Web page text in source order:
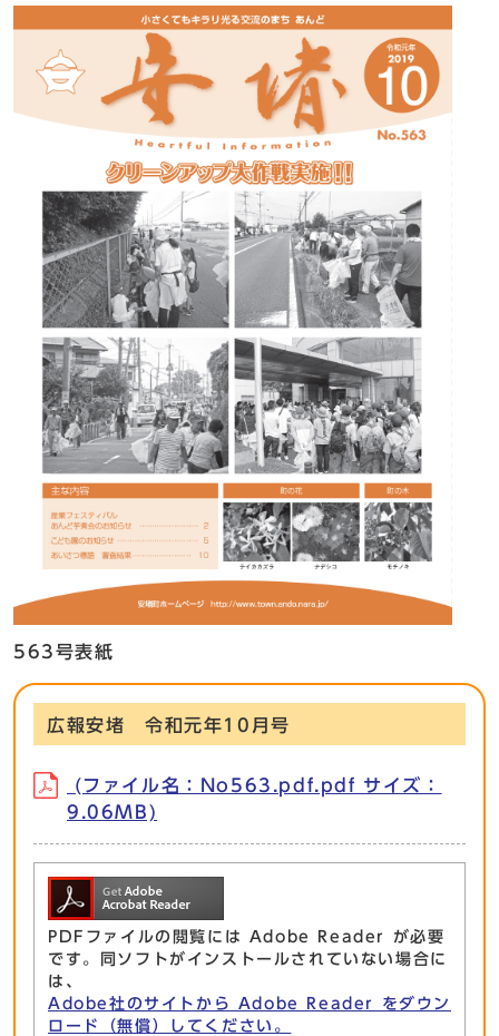
563号表紙
広報安堵 令和元年10月号
(ファイル名：No563.pdf.pdf サイズ：
9.06MB)
PDFファイルの閲覧には Adobe Reader が必要
です。同ソフトがインストールされていない場合に
は、
Adobe社のサイトから Adobe Reader をダウン
ロード（無償）してください。